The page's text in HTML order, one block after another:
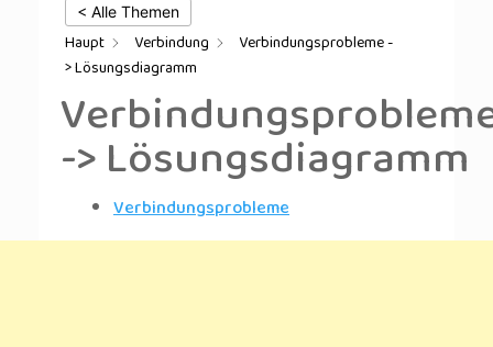
< Alle Themen
Haupt Verbindung
Verbindungsprobleme -
> Lösungsdiagramm
-> Lösungsdiagramm
Verbindungsprobleme